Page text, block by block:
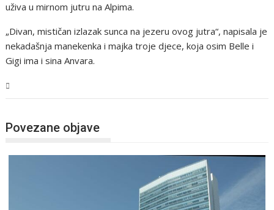
uživa u mirnom jutru na Alpima.
„Divan, mističan izlazak sunca na jezeru ovog jutra“, napisala je
nekadašnja manekenka i majka troje djece, koja osim Belle i
Gigi ima i sina Anvara.
Povezane objave